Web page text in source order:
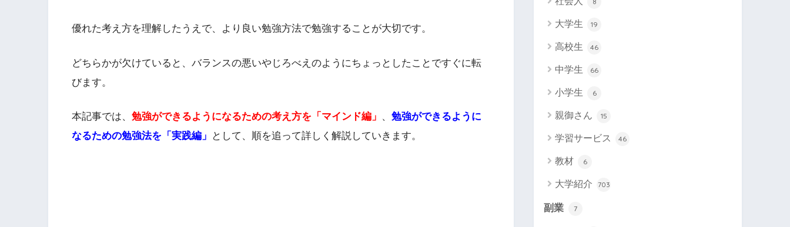
優れた考え方を理解したうえで、より良い勉強方法で勉強することが大切です。
どちらかが欠けていると、バランスの悪いやじろべえのようにちょっとしたことですぐに転
びます。
本記事では、 勉強ができるようになるための考え方を「マインド編」 、 勉強ができるように
なるための勉強法を「実践編」
として、順を追って詳しく解説していきます。
大学生 19
高校生 46
中学生 66
小学生 6
親御さん 15
学習サービス 46
教材 6
大学紹介 703
副業 7